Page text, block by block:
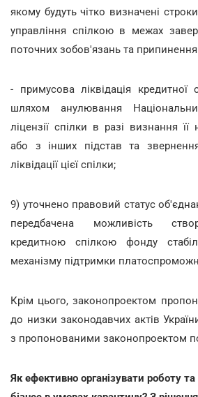
якому будуть чітко визначені
управління спілкою в межах
поточних зобов'язань та припинення
- примусова ліквідація кредитної
шляхом анулювання
ліцензії спілки в разі визнання
або з інших підстав та
ліквідації цієї спілки;
9) уточнено правовий статус
передбачена можливість
кредитною спілкою фонду
механізму підтримки
Крім цього, законопроектом
до низки законодавчих актів
з пропонованими законопроектом
Як ефективно організувати роботу